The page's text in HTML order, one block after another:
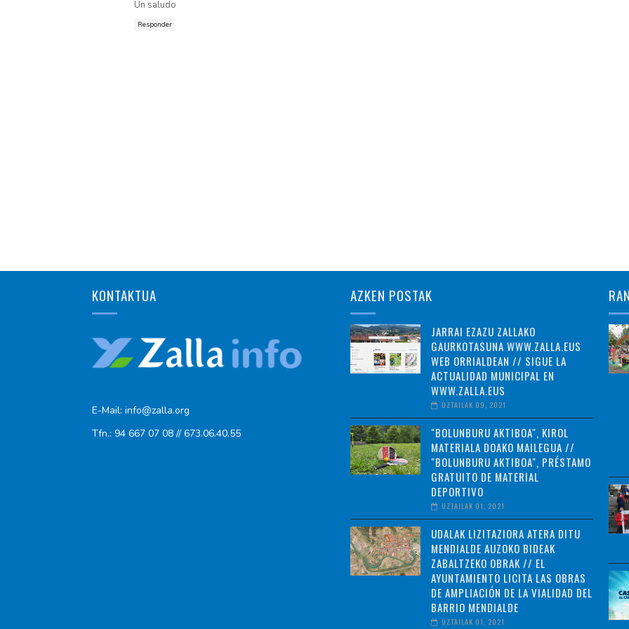
Un saludo
Responder
KONTAKTUA
E-Mail: info@zalla.org
Tfn.: 94 667 07 08 // 673.06.40.55
AZKEN POSTAK
JARRAI EZAZU ZALLAKO
GAURKOTASUNA WWW.ZALLA.EUS
WEB ORRIALDEAN // SIGUE LA
ACTUALIDAD MUNICIPAL EN
WWW.ZALLA.EUS
UZTAILAK 09, 2021
"BOLUNBURU AKTIBOA", KIROL
MATERIALA DOAKO MAILEGUA //
"BOLUNBURU AKTIBOA", PRÉSTAMO
GRATUITO DE MATERIAL
DEPORTIVO
UZTAILAK 01, 2021
UDALAK LIZITAZIORA ATERA DITU
MENDIALDE AUZOKO BIDEAK
ZABALTZEKO OBRAK // EL
AYUNTAMIENTO LICITA LAS OBRAS
DE AMPLIACIÓN DE LA VIALIDAD DEL
BARRIO MENDIALDE
UZTAILAK 01, 2021